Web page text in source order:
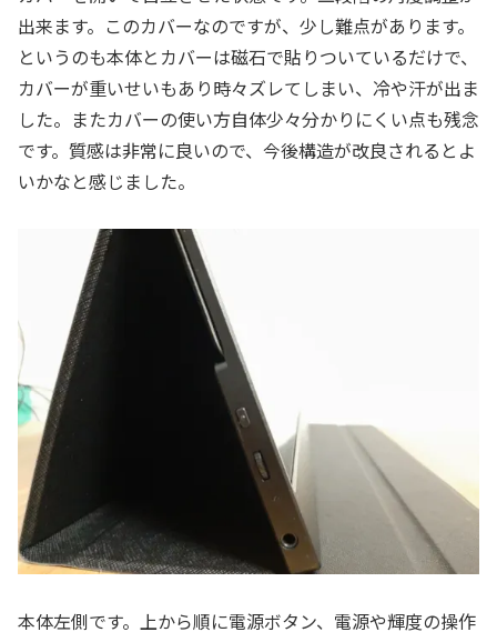
出来ます。このカバーなのですが、少し難点があります。
というのも本体とカバーは磁石で貼りついているだけで、
カバーが重いせいもあり時々ズレてしまい、冷や汗が出ま
した。またカバーの使い方自体少々分かりにくい点も残念
です。質感は非常に良いので、今後構造が改良されるとよ
いかなと感じました。
本体左側です。上から順に電源ボタン、電源や輝度の操作